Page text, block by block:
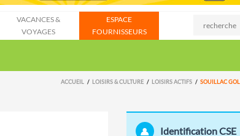
VACANCES &
VOYAGES
ESPACE
FOURNISSEURS
ACCUEIL LOISIRS & CULTURE LOISIRS ACTIFS SOUILLAC
Identification CSE